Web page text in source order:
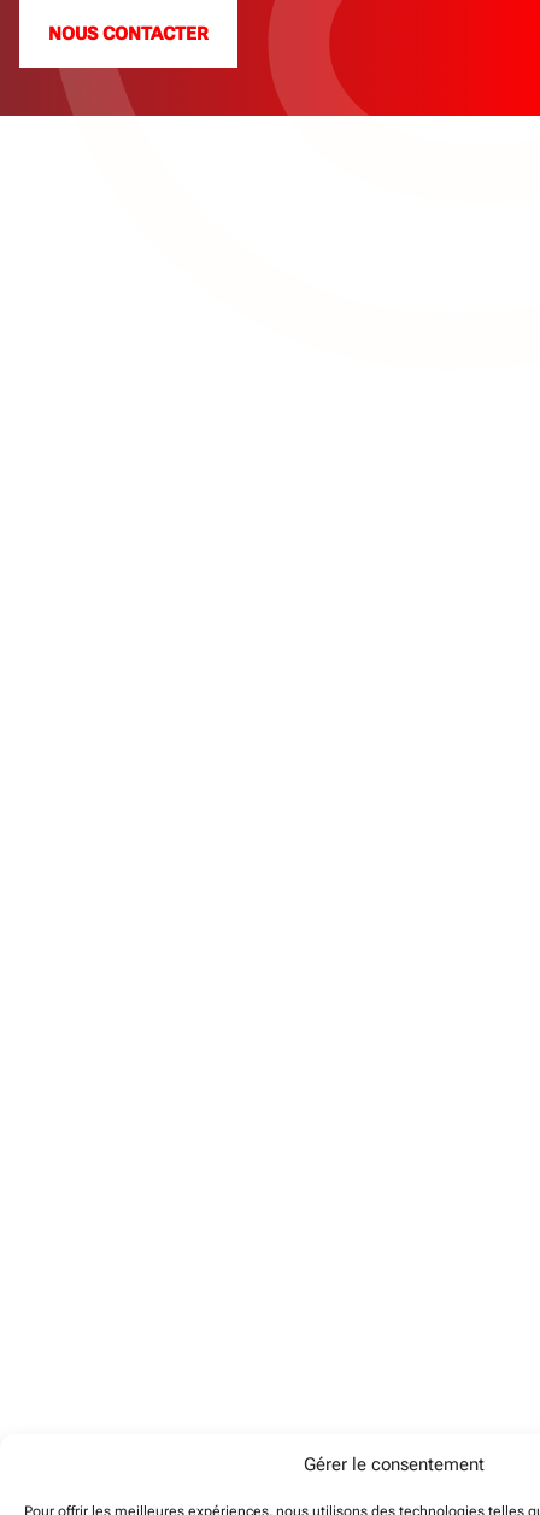
Gérer le consentement
Pour offrir les meilleures expériences, nous utilisons des technologies telles
NOUS CONTACTER